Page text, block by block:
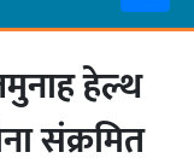
हेल्थ
संक्रमित